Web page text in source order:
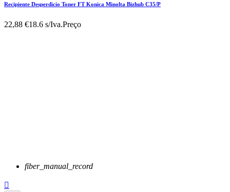
Recipiente Desperdicio Toner FT Konica Minolta Bizhub C35/P
22,88 €18.6 s/Iva.Preço
fiber_manual_record
